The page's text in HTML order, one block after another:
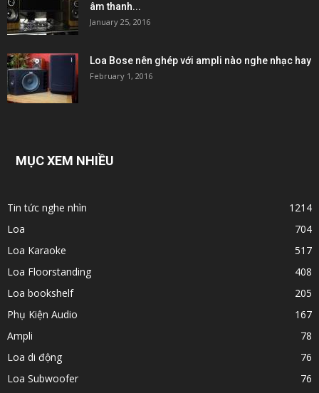
âm thanh...
January 25, 2016
Loa Bose nên ghép với ampli nào nghe nhạc hay
February 1, 2016
MỤC XEM NHIỀU
Tin tức nghe nhìn
1214
Loa
704
Loa Karaoke
517
Loa Floorstanding
408
Loa bookshelf
205
Phụ Kiện Audio
167
Ampli
78
Loa di động
76
Loa Subwoofer
76